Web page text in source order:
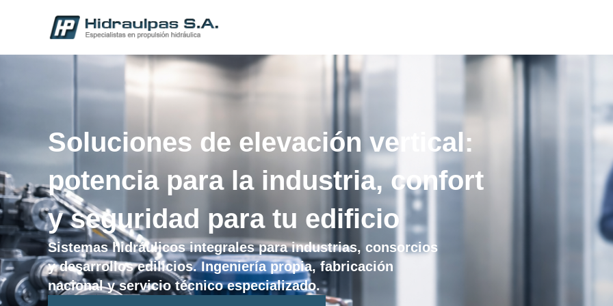
Soluciones de elevación vertical:
potencia para la industria, confort
y seguridad para tu edificio
Sistemas hidráulicos integrales para industrias, consorcios
y desarrollos edilicios. Ingeniería propia, fabricación
nacional y servicio técnico especializado.